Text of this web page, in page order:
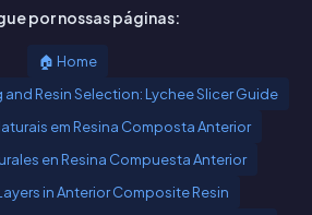
por nossas páginas:
🏠 Home
Resin Selection: Lychee Slicer Guide
em Resina Composta Anterior
en Resina Compuesta Anterior
in Anterior Composite Resin